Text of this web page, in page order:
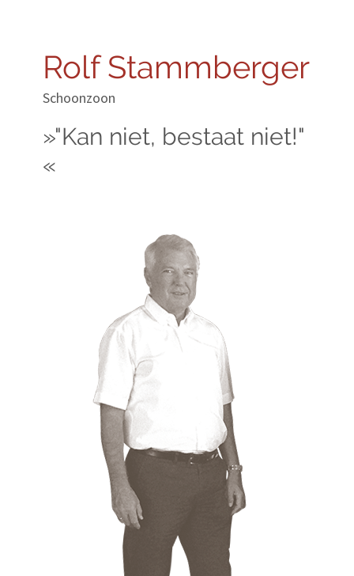
Rolf Stammberger
Schoonzoon
»"Kan niet, bestaat niet!"
«